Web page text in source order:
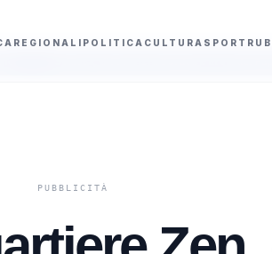
REGIONALI POLITICA CULTURA SPORT